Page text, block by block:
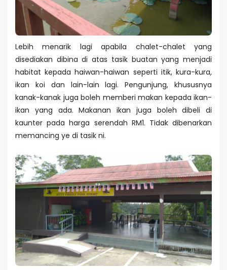
Lebih menarik lagi apabila chalet-chalet yang
disediakan dibina di atas tasik buatan yang menjadi
habitat kepada haiwan-haiwan seperti itik, kura-kura,
ikan koi dan lain-lain lagi. Pengunjung, khususnya
kanak-kanak juga boleh memberi makan kepada ikan-
ikan yang ada. Makanan ikan juga boleh dibeli di
kaunter pada harga serendah RM1. Tidak dibenarkan
memancing ye di tasik ni.